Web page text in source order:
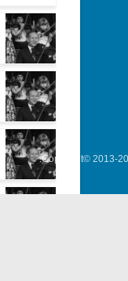
Copyright© 2013-